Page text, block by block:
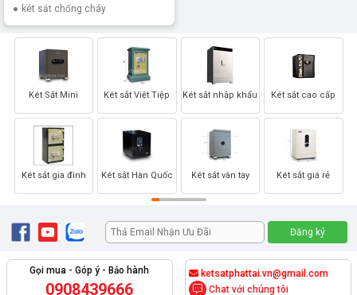
két sắt chống cháy
Két Sắt Mini
Két sắt gia đình
Két sắt Việt Tiệp
Két sắt Hàn Quốc
Két sắt nhập khẩu
Két sắt vân tay
Két sắt cao cấp
Két sắt giá rẻ
Gọi mua - Góp ý - Bảo hành
0908439666
ketsatphattai.vn@gmail.com
Chat với chúng tôi